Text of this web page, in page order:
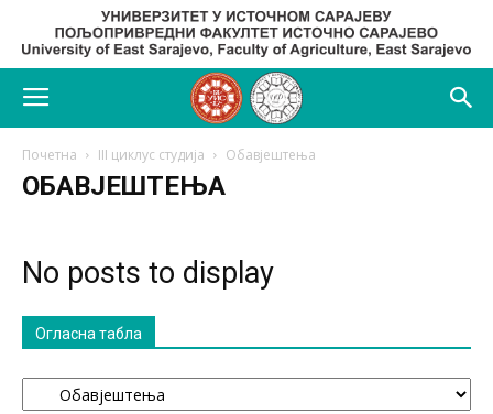
Почетна III циклус студија Обавјештења
ОБАВЈЕШТЕЊА
No posts to display
Огласна табла
Огласна
табла